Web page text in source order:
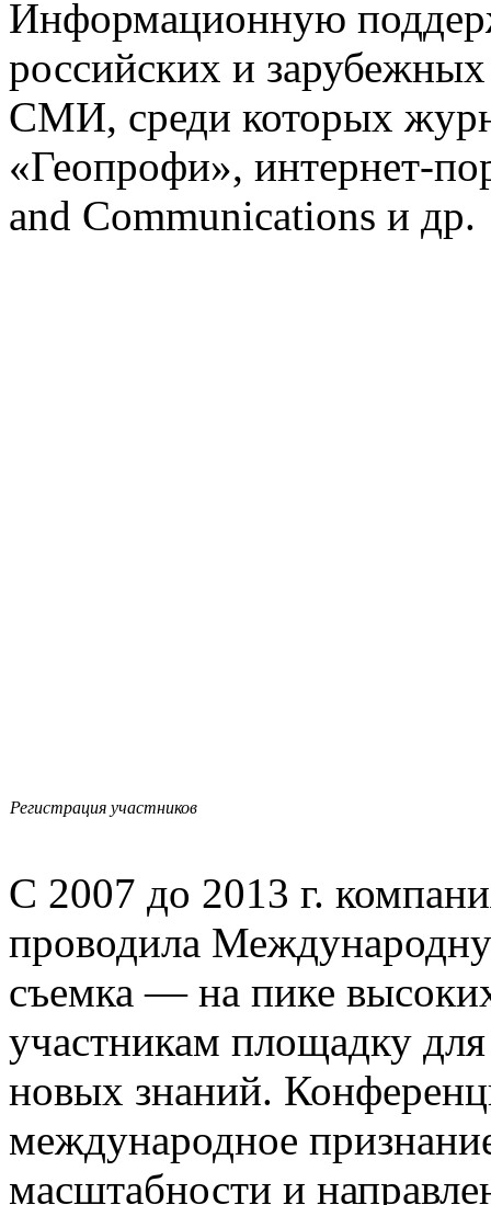
Информационную
российских и
СМИ, среди которых
«Геопрофи», интернет-
and Communications и др.
Регистрация участников
C 2007 до 2013 г.
проводила
съемка — на пике
участникам площадку
новых знаний.
международное
масштабности и